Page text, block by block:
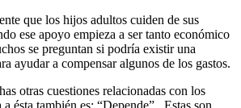
que los hijos adultos cuiden de sus
ese apoyo empieza a ser tanto económico
se preguntan si podría existir una
ayudar a compensar algunos de los gastos.
otras cuestiones relacionadas con los
a ésta también es: “Depende”. Estas son